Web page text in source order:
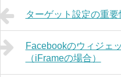
ターゲット設定の重要
Facebookのウィジェ
（iFrameの場合）